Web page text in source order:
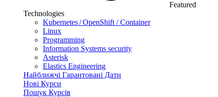
Featured
Technologies
Kubernetes / OpenShift / Container
Linux
Programming
Information Systems security
Asterisk
Elastics Engineering
Найближчі Гарантовані Дати
Нові Курси
Пошук Курсів